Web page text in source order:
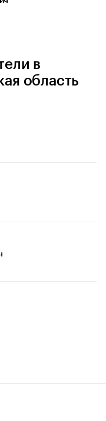
в
область